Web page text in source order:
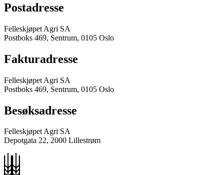
Postadresse
Felleskjøpet Agri SA
Postboks 469, Sentrum, 0105 Oslo
Fakturadresse
Felleskjøpet Agri SA
Postboks 469, Sentrum, 0105 Oslo
Besøksadresse
Felleskjøpet Agri SA
Depotgata 22, 2000 Lillestrøm